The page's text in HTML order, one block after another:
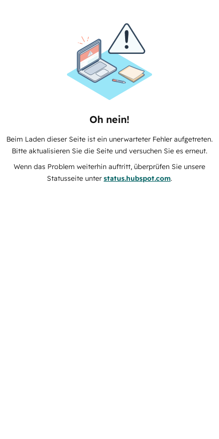
Oh nein!
Beim Laden dieser Seite ist ein unerwarteter Fehler aufgetreten.
Bitte aktualisieren Sie die Seite und versuchen Sie es erneut.
Wenn das Problem weiterhin auftritt, überprüfen Sie unsere
Statusseite unter status.hubspot.com.